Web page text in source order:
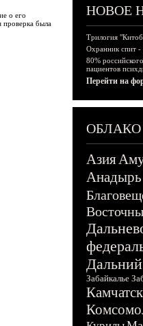
о его
проверка была
НОВОЕ
Трилогия
Охранник спит -
80%
пациентов
Перейти на
ОБЛАКО
Азия
Анадырь
Забайкалье